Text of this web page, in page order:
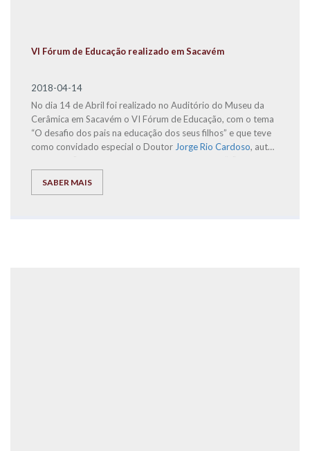
VI Fórum de Educação realizado em Sacavém
2018-04-14
No dia 14 de Abril foi realizado no Auditório do Museu da
Cerâmica em Sacavém o VI Fórum de Educação, com o tema
“O desafio dos pais na educação dos seus filhos” e que teve
como convidado especial o Doutor Jorge Rio Cardoso, autor
Universidade com Sucesso – ‘Bora lá?”, acompanhado por um
SABER MAIS